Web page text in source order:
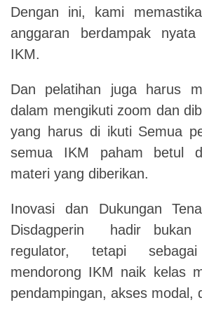
Dengan ini, kami
anggaran berdampak
IKM.
Dan pelatihan juga harus
dalam mengikuti zoom dan
yang harus di ikuti Semua
semua IKM paham betul
materi yang diberikan.
Inovasi dan Dukungan
Disdagperin hadir bukan
regulator, tetapi
mendorong IKM naik kelas
pendampingan, akses modal,